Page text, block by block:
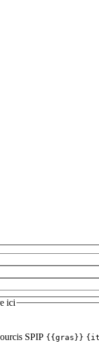
ici
SPIP {{gras}}